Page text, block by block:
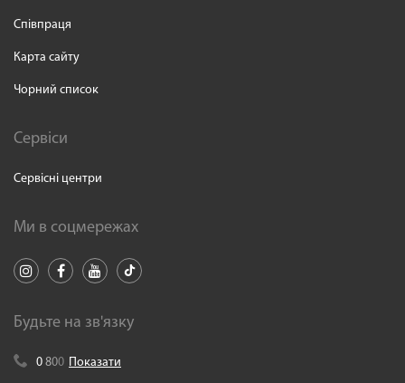
Співпраця
Карта сайту
Чорний список
Сервіси
Сервісні центри
Ми в соцмережах
Будьте на зв'язку
0 800 Показати